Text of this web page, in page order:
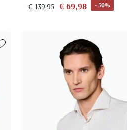
€ 139,95 € 69,98 - 50%
Toevoegen aan favorieten